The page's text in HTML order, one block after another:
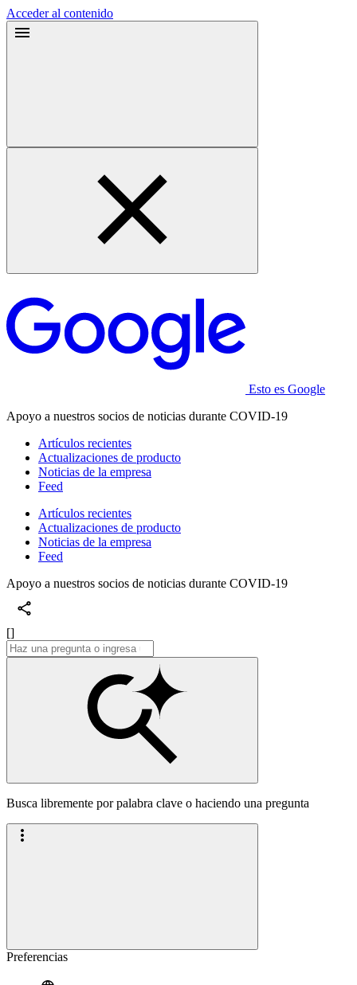
Acceder al contenido
Esto es Google
Apoyo a nuestros socios de noticias durante COVID-19
Artículos recientes
Actualizaciones de producto
Noticias de la empresa
Feed
Artículos recientes
Actualizaciones de producto
Noticias de la empresa
Feed
Apoyo a nuestros socios de noticias durante COVID-19
[]
Busca libremente por palabra clave o haciendo una pregunta
Preferencias